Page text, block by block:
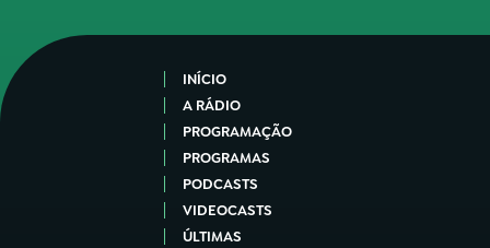
INÍCIO
A RÁDIO
PROGRAMAÇÃO
PROGRAMAS
PODCASTS
VIDEOCASTS
ÚLTIMAS